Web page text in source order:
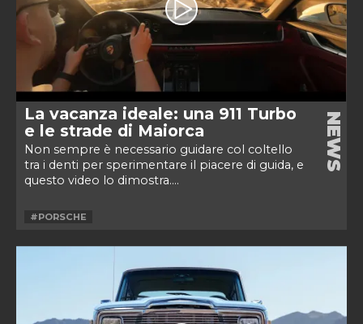
La vacanza ideale: una 911 Turbo
e le strade di Maiorca
Non sempre è necessario guidare col coltello
tra i denti per sperimentare il piacere di guida, e
questo video lo dimostra....
NEWS
#PORSCHE